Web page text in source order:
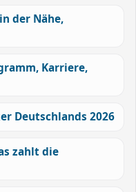
der Nähe,
Karriere,
Deutschlands 2026
zahlt die